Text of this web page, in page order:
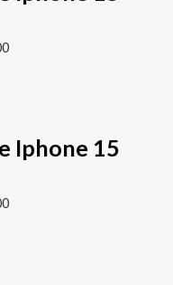
Iphone 15